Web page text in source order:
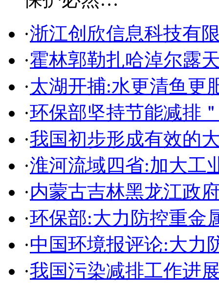
·浙江创欣信息科技有
·霍林郭勒扎哈淖尔露
·太湖开捕:水更清鱼更
·环保部坚持节能减排
·我国初步形成有效的
·淮河流域四省:加大工
·内蒙古吉林黑龙江政
·环保部:大力防控重金
·中国环境报评论:大力
·我国污染减排工作进